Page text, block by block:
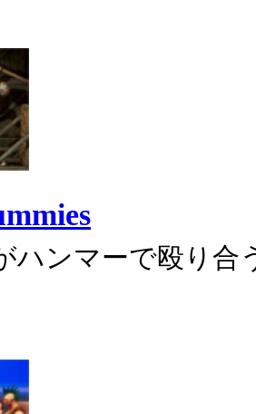
ハンマーで殴り合